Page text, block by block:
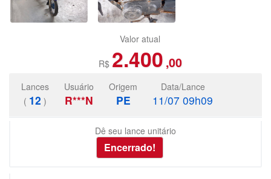
Valor atual
R$ 2.400 ,00
Lances
( 12 )
Usuário
R***N
Origem
PE
Data/Lance
11/07 09h09
Dê seu lance unitário